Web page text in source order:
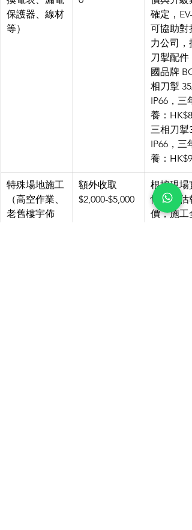
保護器、線材
等）
確定，EV-
可協助對
力公司，
刀掣配件
國品牌
相刀掣
IP66，三
養：
三相刀掣
IP66，三
養：
特殊場地施工
（高空作業、
老舊樓宇佈
額外收取
$2,000-$5,000
根據現場
情況評估
價，施工